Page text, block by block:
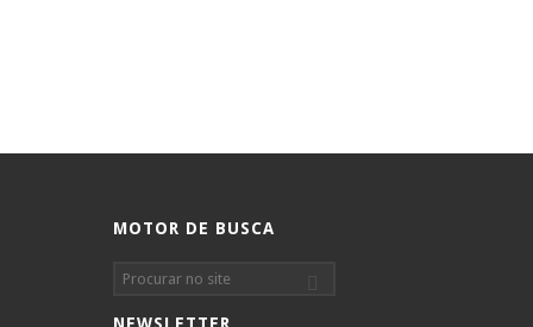
MOTOR DE BUSCA